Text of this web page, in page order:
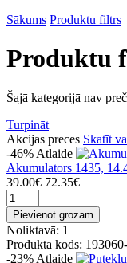
Sākums Produktu filtrs
Produktu
Šajā kategorijā nav
Turpināt
Akcijas preces Skatīt
-46% Atlaide
Akumulators 1435,
39.00€ 72.35€
Pievienot grozam
Noliktavā: 1
Produkta kods:
-23% Atlaide